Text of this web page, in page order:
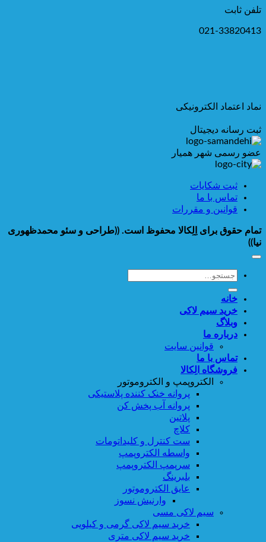
تلفن ثابت
021-33820413
نماد اعتماد الکترونیکی
ثبت رسانه دیجیتال
عضو رسمی شهر همیار
ثبت شکایات
تماس با ما
قوانین و مقررات
تمام حقوق برای اِلِکالا محفوظ است. ((طراحی و سئو محمدظهوری
نیا))
جستجو
برای:
خانه
خرید سیم لاکی
وبلاگ
درباره ما
قوانین سایت
تماس با ما
فروشگاه الِکالا
الکتروپمپ و الکتروموتور
پروانه خنک کننده پلاستیکی
پروانه آب پخش کن
پلاتین
کلاچ
ست کنترل و کلیداتومات
واسطه الکتروپمپ
سرپمپ الکتروپمپ
بلبرینگ
عایق الکتروموتور
وارنیش نسوز
سیم لاکی مسی
خرید سیم لاکی گرمی و کیلویی
خرید سیم لاکی متری